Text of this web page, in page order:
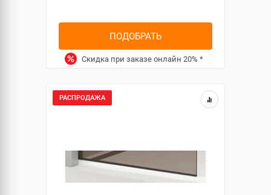
ПОДОБРАТЬ
Скидка при заказе онлайн 20% *
РАСПРОДАЖА